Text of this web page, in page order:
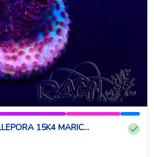
15K4 MARIC...